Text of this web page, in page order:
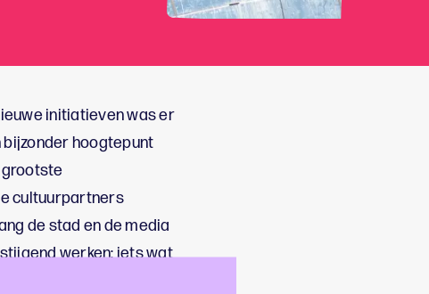
initiatieven was er
bijzonder hoogtepunt
grootste
cultuurpartners
de stad en de media
werken; iets wat